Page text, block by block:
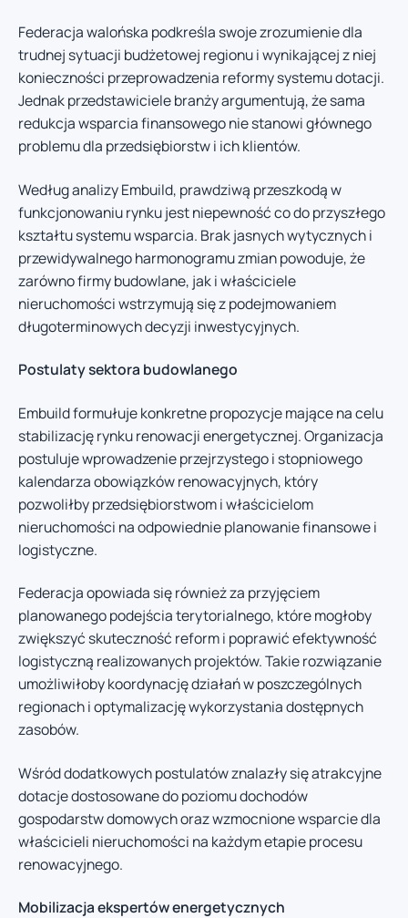
Federacja walońska podkreśla swoje zrozumienie dla
trudnej sytuacji budżetowej regionu i wynikającej z niej
konieczności przeprowadzenia reformy systemu dotacji.
Jednak przedstawiciele branży argumentują, że sama
redukcja wsparcia finansowego nie stanowi głównego
problemu dla przedsiębiorstw i ich klientów.
Według analizy Embuild, prawdziwą przeszkodą w
funkcjonowaniu rynku jest niepewność co do przyszłego
kształtu systemu wsparcia. Brak jasnych wytycznych i
przewidywalnego harmonogramu zmian powoduje, że
zarówno firmy budowlane, jak i właściciele
nieruchomości wstrzymują się z podejmowaniem
długoterminowych decyzji inwestycyjnych.
Postulaty sektora budowlanego
Embuild formułuje konkretne propozycje mające na celu
stabilizację rynku renowacji energetycznej. Organizacja
postuluje wprowadzenie przejrzystego i stopniowego
kalendarza obowiązków renowacyjnych, który
pozwoliłby przedsiębiorstwom i właścicielom
nieruchomości na odpowiednie planowanie finansowe i
logistyczne.
Federacja opowiada się również za przyjęciem
planowanego podejścia terytorialnego, które mogłoby
zwiększyć skuteczność reform i poprawić efektywność
logistyczną realizowanych projektów. Takie rozwiązanie
umożliwiłoby koordynację działań w poszczególnych
regionach i optymalizację wykorzystania dostępnych
zasobów.
Wśród dodatkowych postulatów znalazły się atrakcyjne
dotacje dostosowane do poziomu dochodów
gospodarstw domowych oraz wzmocnione wsparcie dla
właścicieli nieruchomości na każdym etapie procesu
renowacyjnego.
Mobilizacja ekspertów energetycznych